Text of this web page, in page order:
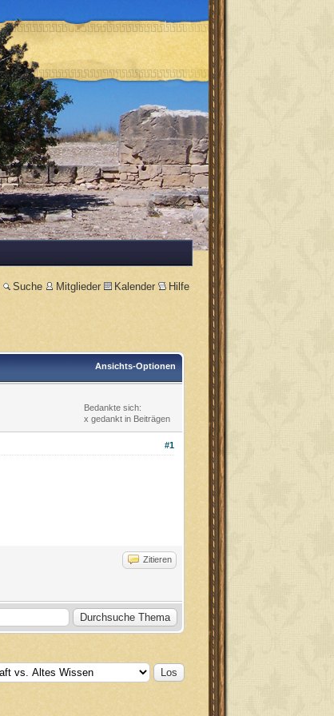
Suche Mitglieder Kalender Hilfe
Ansichts-Optionen
Bedankte sich:
x gedankt in Beiträgen
#1
Zitieren